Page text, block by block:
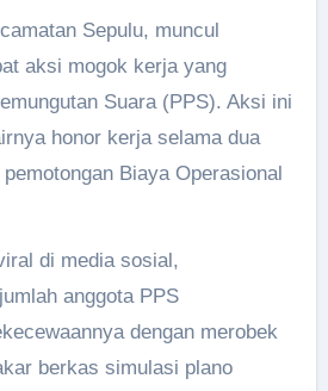
Sepulu, muncul
aksi mogok kerja yang
Suara (PPS). Aksi ini
honor kerja selama dua
Biaya Operasional
di media sosial,
anggota PPS
dengan merobek
berkas simulasi plano